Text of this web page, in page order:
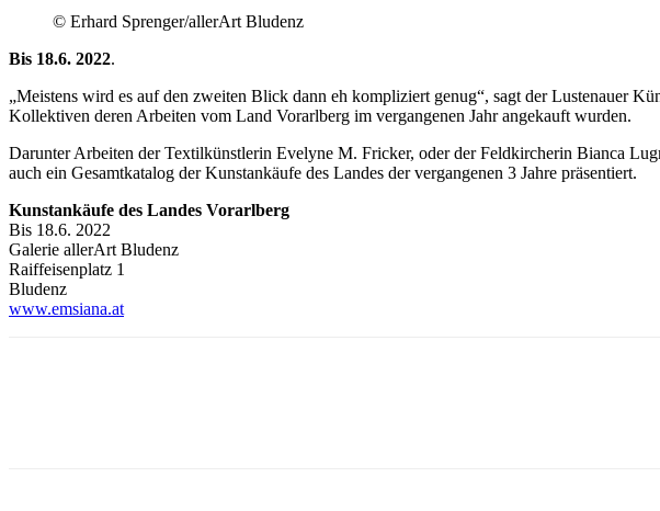
© Erhard Sprenger/allerArt Bludenz
Bis 18.6. 2022.
„Meistens wird es auf den zweiten Blick dann eh kompliziert genug“, sagt der Lustenauer
Kollektiven deren Arbeiten vom Land Vorarlberg im vergangenen Jahr angekauft wurden.
Darunter Arbeiten der Textilkünstlerin Evelyne M. Fricker, oder der Feldkircherin Bianca
auch ein Gesamtkatalog der Kunstankäufe des Landes der vergangenen 3 Jahre präsentiert.
Kunstankäufe des Landes Vorarlberg
Bis 18.6. 2022
Galerie allerArt Bludenz
Raiffeisenplatz 1
Bludenz
www.emsiana.at